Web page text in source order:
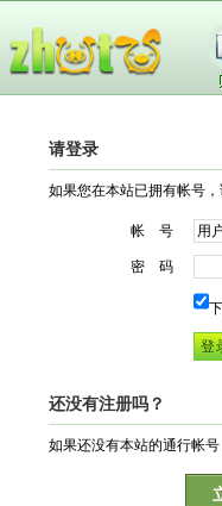
请登录
如果您在本站已拥有帐号
帐 号
密 码
还没有注册吗？
如果还没有本站的通行帐